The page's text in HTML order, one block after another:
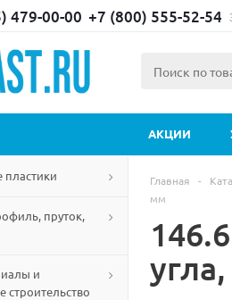
479-00-00 +7 (800) 555-52-54
АКЦИИ
пластики
пруток,
и
строительство
Главная -
мм